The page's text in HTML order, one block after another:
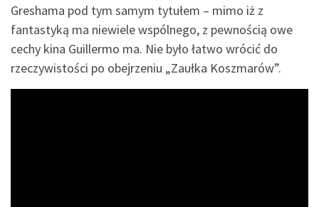
Greshama pod tym samym tytułem – mimo iż z
fantastyką ma niewiele wspólnego, z pewnością owe
cechy kina Guillermo ma. Nie było łatwo wrócić do
rzeczywistości po obejrzeniu „Zaułka Koszmarów”.